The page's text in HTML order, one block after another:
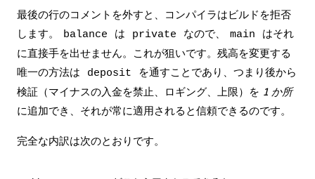
最後の行のコメントを外すと、コンパイラはビルドを拒否
します。
balance は private なので、 main
はそれ
に直接手を出せません。これが狙いです。残高を変更する
唯一の方法は
deposit
を通すことであり、つまり後から
検証（マイナスの入金を禁止、ロギング、上限）を 1 か所
に追加でき、それが常に適用されると信頼できるのです。
完全な内訳は次のとおりです。